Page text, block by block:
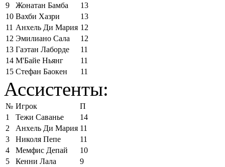
9
Жонатан Бамба
13
10 Вахби Хазри
13
11 Анхель Ди Мария 12
12 Эмилиано Сала
12
13 Гаэтан Лаборде
11
14 М'Байе Ньянг
11
15 Стефан Баокен 11
Ассистенты:
№ Игрок
П
1
Тежи Саванье
14
2
Анхель Ди Мария 11
3
Николя Пепе
11
4
Мемфис Депай
10
5
Кенни Лала
9